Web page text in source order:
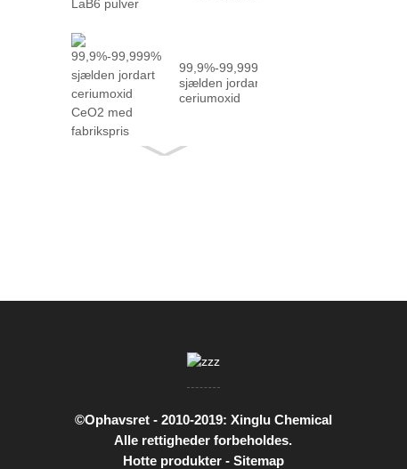
99,9%-99,999%
sjælden jordart
ceriumoxid
©Ophavsret - 2010-2019: Xinglu Chemical
Alle rettigheder forbeholdes.
Hotte produkter- Sitemap